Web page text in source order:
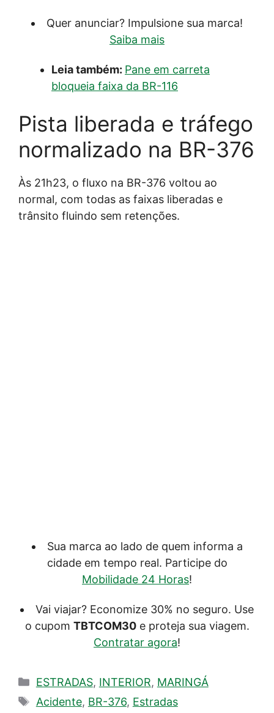
Quer anunciar? Impulsione sua marca!
Saiba mais
Leia também: Pane em carreta
bloqueia faixa da BR-116
Pista liberada e tráfego
normalizado na BR-376
Às 21h23, o fluxo na BR-376 voltou ao
normal, com todas as faixas liberadas e
trânsito fluindo sem retenções.
Sua marca ao lado de quem informa a
cidade em tempo real. Participe do
Mobilidade 24 Horas!
Vai viajar? Economize 30% no seguro. Use
o cupom TBTCOM30e proteja sua viagem.
Contratar agora!
Categorias
ESTRADAS, INTERIOR, MARINGÁ
Tags
Acidente, BR-376, Estradas